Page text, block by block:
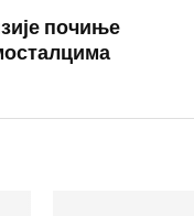
почиње